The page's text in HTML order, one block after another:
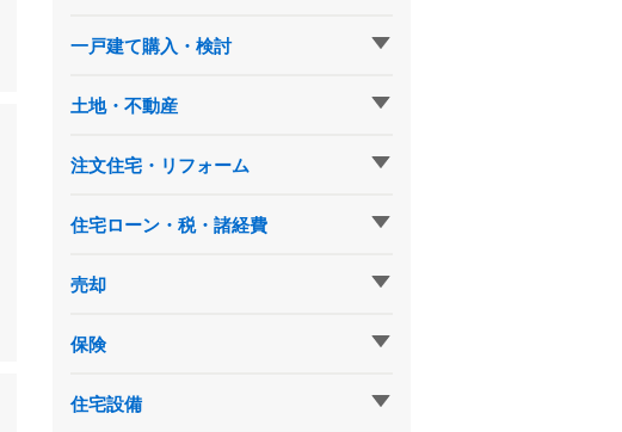
一戸建て購入・検討
土地・不動産
注文住宅・リフォーム
住宅ローン・税・諸経費
売却
保険
住宅設備